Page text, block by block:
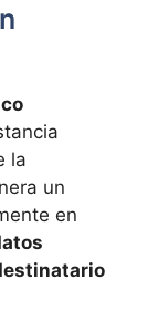
la
un
en